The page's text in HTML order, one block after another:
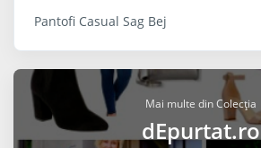
Pantofi Casual Sag Bej
Mai multe din Colecția
dEpurtat.ro